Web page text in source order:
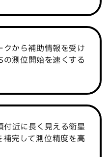
クから補助情報を受け
の測位開始を速くする
付近に長く見える衛星
補完して測位精度を高